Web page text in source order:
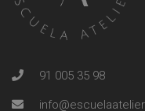
91 005 35 98